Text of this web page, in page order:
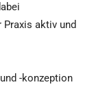
aktiv und
-konzeption